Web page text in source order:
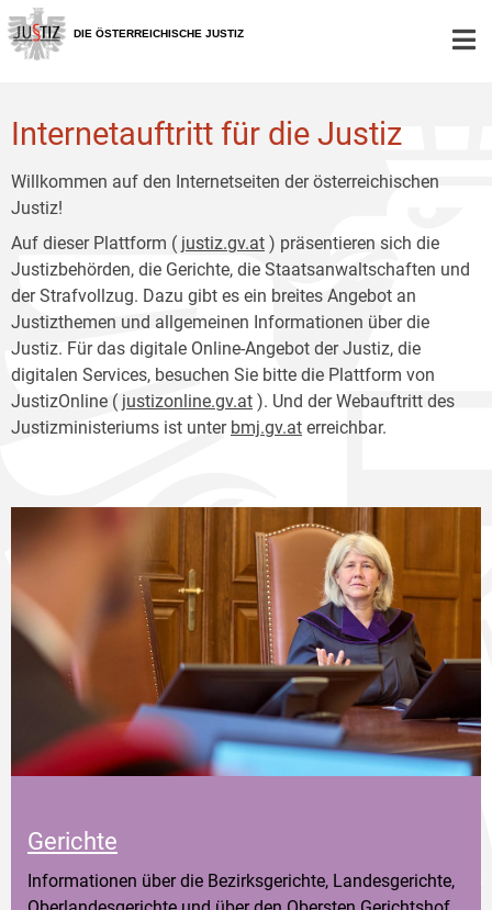
Zur
Hauptnavigation
[1]
Zum
Inhalt
[2]
DIE ÖSTERREICHISCHE JUSTIZ
Internetauftritt für die Justiz
Willkommen auf den Internetseiten der österreichischen
Justiz!
Auf dieser Plattform ( justiz.gv.at ) präsentieren sich die
Justizbehörden, die Gerichte, die Staatsanwaltschaften und
der Strafvollzug. Dazu gibt es ein breites Angebot an
Justizthemen und allgemeinen Informationen über die
Justiz. Für das digitale Online-Angebot der Justiz, die
digitalen Services, besuchen Sie bitte die Plattform von
JustizOnline ( justizonline.gv.at ). Und der Webauftritt des
Justizministeriums ist unter bmj.gv.at erreichbar.
Gerichte
Informationen über die Bezirksgerichte, Landesgerichte,